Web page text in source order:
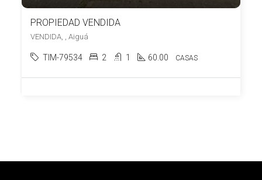
PROPIEDAD VENDIDA
VENDIDA, , Aiguá
TIM-79534 2 1 60.00 CASAS